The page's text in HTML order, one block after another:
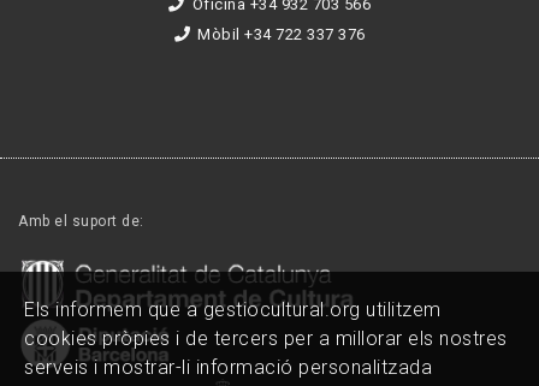
Oficina +34 932 703 566
Mòbil +34 722 337 376
Amb el suport de:
Els informem que a gestiocultural.org utilitzem
cookies pròpies i de tercers per a millorar els nostres
serveis i mostrar-li informació personalitzada